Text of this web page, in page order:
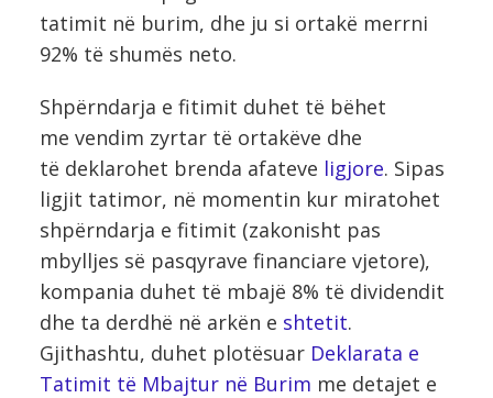
tatimit në burim, dhe ju si ortakë merrni
92% të shumës neto.
Shpërndarja e fitimit duhet të bëhet
me vendim zyrtar të ortakëve dhe
të deklarohet brenda afateve ligjore. Sipas
ligjit tatimor, në momentin kur miratohet
shpërndarja e fitimit (zakonisht pas
mbylljes së pasqyrave financiare vjetore),
kompania duhet të mbajë 8% të dividendit
dhe ta derdhë në arkën e shtetit.
Gjithashtu, duhet plotësuar Deklarata e
Tatimit të Mbajtur në Burim me detajet e